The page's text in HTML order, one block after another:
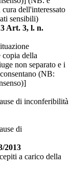
dell'interessato
sensibili)
Art. 3, l. n.
copia della
non separato e i
(NB:
di inconferibilità
di
2013
a carico della